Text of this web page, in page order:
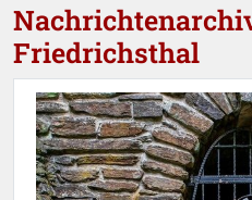
Friedrichsthal